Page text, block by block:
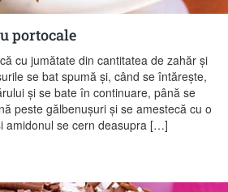
portocale
cu jumătate din cantitatea de zahăr şi
se bat spumă şi, când se întăreşte,
şi se bate în continuare, până se
peste gălbenuşuri şi se amestecă cu o
amidonul se cern dea­supra […]